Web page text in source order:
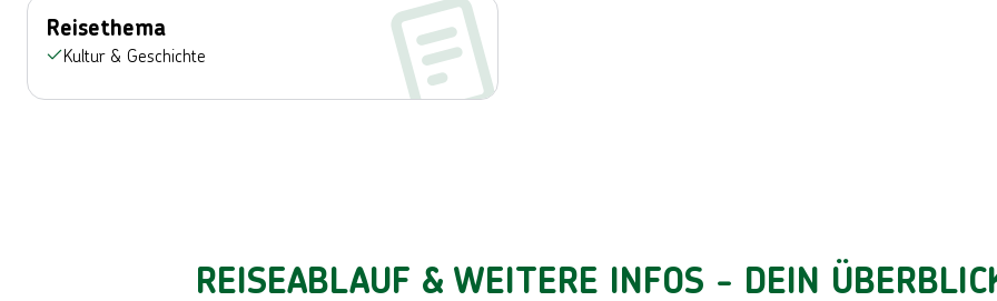
Reisethema
Kultur & Geschichte
REISEABLAUF & WEITERE INFOS - DEIN